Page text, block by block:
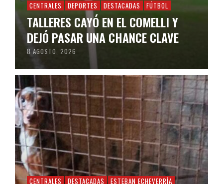
CENTRALES DEPORTES DESTACADAS FÚTBOL
TALLERES CAYÓ EN EL COMELLI Y
DEJÓ PASAR UNA CHANCE CLAVE
8 AGOSTO, 2026
CENTRALES DESTACADAS ESTEBAN ECHEVERRÍA